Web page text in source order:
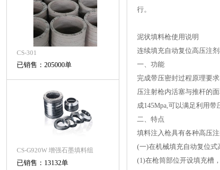
CS-301
已销售：205000单
CS-G920W 增强石墨填料组
已销售：13132单
行。
泥状填料枪使用说明
连续填充自动复位高压注
一、功能
完成带压密封过程原理要
压注射枪内活塞与推杆的
成145Mpa,可以满足利用
二、特点
填料注入枪具有各种高压
(一)在机械填充自动复位
(1)在枪筒部位开设填充槽